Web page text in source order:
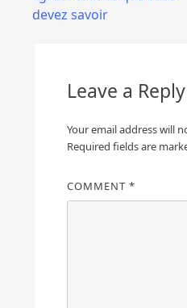
devez savoir
Leave a Reply
Your email address will
Required fields are
COMMENT *